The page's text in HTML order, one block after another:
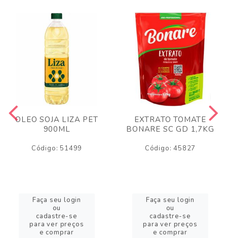
OLEO SOJA LIZA PET
900ML
Código: 51499
Faça seu login
ou
cadastre-se
para ver preços
e comprar
EXTRATO TOMATE
BONARE SC GD 1,7KG
Código: 45827
Faça seu login
ou
cadastre-se
para ver preços
e comprar